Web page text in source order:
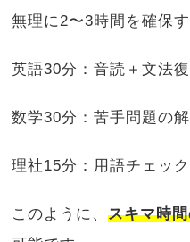
無理に2〜3時間を確保
英語30分：音読＋文法
数学30分：苦手問題の
理社15分：用語チェッ
このように、スキマ時